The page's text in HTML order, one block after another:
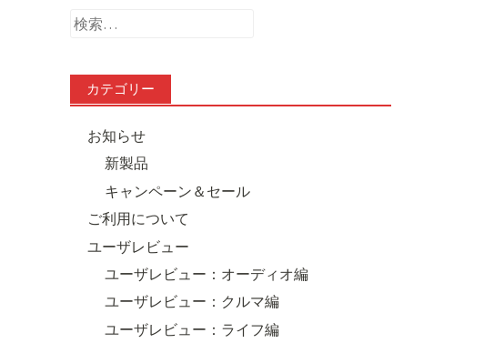
検
カテゴリー
お知らせ
新製品
キャンペーン＆セール
ご利用について
ユーザレビュー
ユーザレビュー：オーディオ編
ユーザレビュー：クルマ編
ユーザレビュー：ライフ編